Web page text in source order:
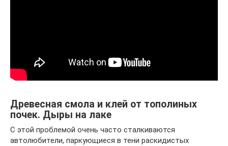
Древесная смола и клей от тополиных
почек. Дыры на лаке
С этой проблемой очень часто сталкиваются
автолюбители, паркующиеся в тени раскидистых